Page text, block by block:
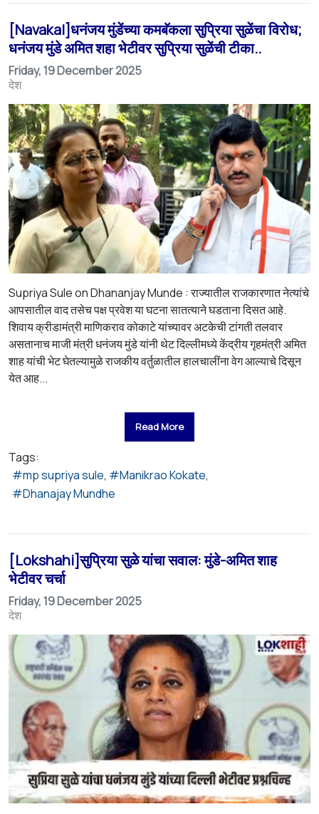
[Navakal]धनंजय मुंडेंच्या कमबॅकला सुप्रिया सुळेंचा विरोध;
धनंजय मुंडे अमित शहा भेटीवर सुप्रिया सुळेंची टीका..
Friday, 19 December 2025
देश
Supriya Sule on Dhananjay Munde : राज्यातील राजकारणात नेत्यांचे
आपसातील वाद तसेच पक्ष प्रवेश या घटना सातत्याने घडताना दिसत आहे.
शिवाय क्रीडामंत्री माणिकराव कोकाटे यांच्यावर अटकेची टांगती तलवार
असतानाच माजी मंत्री धनंजय मुंडे यांनी थेट दिल्लीमध्ये केंद्रीय गृहमंत्री अमित
शाह यांची भेट घेतल्यामुळे राजकीय वर्तुळातील हालचालींना वेग आल्याचे दिसून
येत आह...
Read More
Tags:
mp supriya sule
Manikrao Kokate
Dhanajay Mundhe
[Lokshahi]सुप्रिया सुळे यांचा सवाल: मुंडे-अमित शाह
भेटीवर चर्चा
Friday, 19 December 2025
देश